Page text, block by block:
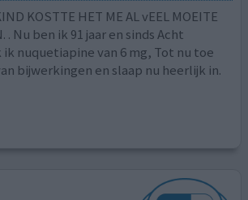
KOSTTE HET ME AL vEEL MOEITE
. Nu ben ik 91 jaar en sinds Acht
nuquetiapine van 6 mg, Tot nu toe
bijwerkingen en slaap nu heerlijk in.